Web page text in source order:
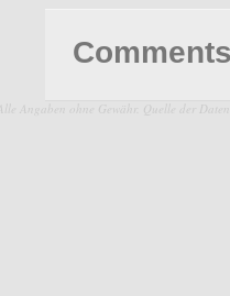
Alle Angaben ohne Gewähr. Quelle der